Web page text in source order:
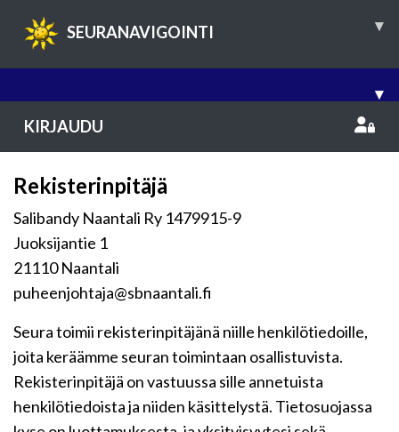
SEURANAVIGOINTI ▾
▾
KIRJAUDU
Rekisterinpitäjä
Salibandy Naantali Ry 1479915-9
Juoksijantie 1
21110 Naantali
puheenjohtaja@sbnaantali.fi
Seura toimii rekisterinpitäjänä niille henkilötiedoille,
joita keräämme seuran toimintaan osallistuvista.
Rekisterinpitäjä on vastuussa sille annetuista
henkilötiedoista ja niiden käsittelystä. Tietosuojassa